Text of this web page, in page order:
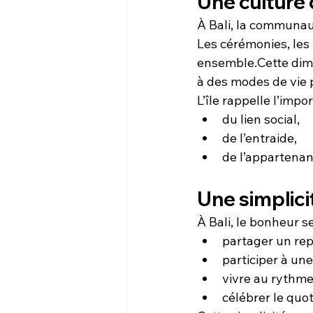
À Bali, la
Les cérémonies,
ensemble.Cette
à des modes de
L’île rappelle
du lien social,
de l’entraide,
de
Une
À Bali, le bonheur
partager un
participer à
vivre au
célébrer le